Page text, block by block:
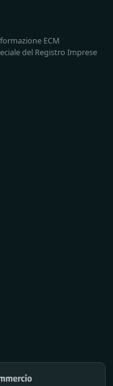
ECM
del Registro Imprese